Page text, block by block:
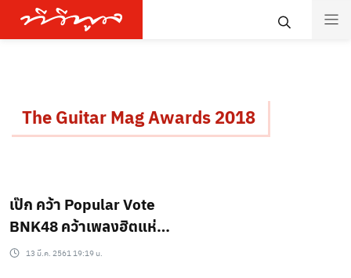
The Guitar Mag Awards 2018
เป๊ก คว้า Popular Vote
BNK48 คว้าเพลงฮิตแห่ง
ปี “The Guitar Mag
13 มี.ค. 2561 19:19 น.